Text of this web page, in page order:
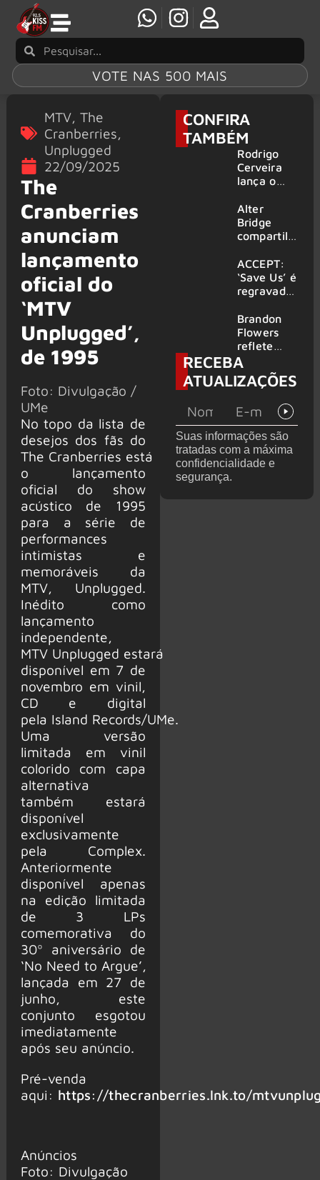
VOTE NAS 500 MAIS
MTV, The
Cranberries,
Unplugged
22/09/2025
The
Cranberries
anunciam
lançamento
oficial do
‘MTV
Unplugged’,
de 1995
Foto: Divulgação /
UMe
No topo da lista de
desejos dos fãs do
The Cranberries está
o lançamento
oficial do show
acústico de 1995
para a série de
performances
intimistas e
memoráveis ​​da
MTV, Unplugged.
Inédito como
lançamento
independente,
MTV Unplugged estará
disponível em 7 de
novembro em vinil,
CD e digital
pela Island Records/UMe.
Uma versão
limitada em vinil
colorido com capa
alternativa
também estará
disponível
exclusivamente
pela Complex.
Anteriormente
disponível apenas
na edição limitada
de 3 LPs
comemorativa do
30º aniversário de
‘No Need to Argue’,
lançada em 27 de
junho, este
conjunto esgotou
imediatamente
após seu anúncio.
Pré-venda
aqui: https://thecranberries.lnk.to/
Anúncios
Foto: Divulgação
CONFIRA
TAMBÉM
Rodrigo
Cerveira
lança o
Searcher”
Alter
Bridge
compartilh
vivo de
“Fortress”
gravada
am Ring
2026
ACCEPT:
‘Save Us’ é
regravada
membros
do GHOST
e KORN
Brandon
Flowers
reflete
sobre o
futuro e
levanta
de de
deixar os
palcos
RECEBA
ATUALIZAÇÕES
Suas informações são
tratadas com a máxima
confidencialidade e
segurança.